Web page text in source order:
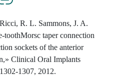
R. L. Sammons, J. A.
taper connection
sockets of the anterior
Clinical Oral Implants
1307, 2012.